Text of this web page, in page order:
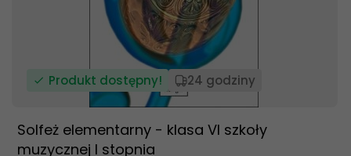
Produkt dostępny! 24 godziny
Solfeż elementarny - klasa VI szkoły
muzycznej I stopnia